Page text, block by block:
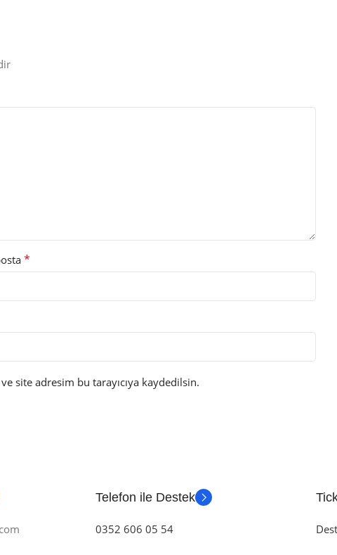
*
site adresim bu tarayıcıya kaydedilsin.
Telefon ile Destek
0352 606 05 54